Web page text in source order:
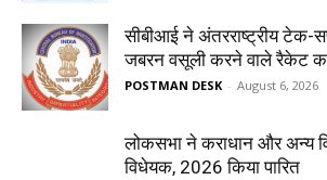
सीबीआई ने अंतरराष्ट्रीय टेक-
जबरन वसूली करने वाले रैकेट
POSTMAN DESK - August 6, 2026
लोकसभा ने कराधान और अन्य
विधेयक, 2026 किया पारित